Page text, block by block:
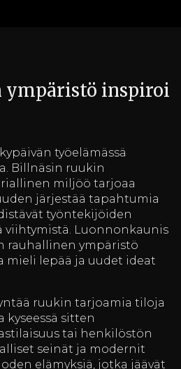
inspiroi
työelämässä
Billnäsin ruukin
miljöö tarjoaa
järjestää tapahtumia
työntekijöiden
viihtymistä. Luonnonkaunis
rauhallinen ympäristö
mieli lepää ja uudet ideat
ruukin tarjoamia tiloja
kyseessä sitten
tai henkilöstön
seinät ja modernit
elämyksiä, jotka jäävät